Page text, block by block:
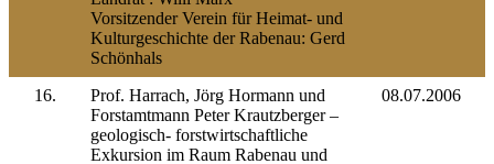
Vorsitzender Verein für Heimat- und
Kulturgeschichte der Rabenau: Gerd
Schönhals
16.
Prof. Harrach, Jörg Hormann und
Forstamtmann Peter Krautzberger –
geologisch- forstwirtschaftliche
Exkursion im Raum Rabenau und
08.07.2006